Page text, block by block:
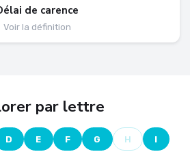
de carence
Voir la définition
par lettre
D E F G H I